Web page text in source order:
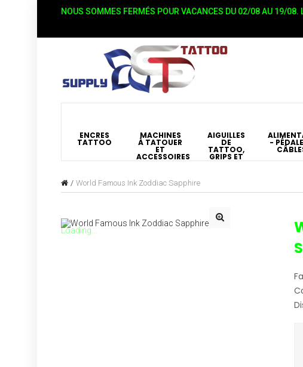
NOUS SOMMES FERMÉS POUR VACANCES DU 02/08 AU 19/
ENCRES
TATTOO
MACHINES
À TATOUER
ET
ACCESSOIRES
AIGUILLES
DE
TATTOO,
GRIPS ET
-
World Famous Ink Zoddiac Sapphire
Loading...